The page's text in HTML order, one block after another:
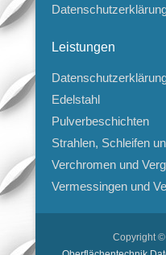
Leistungen
Edelstahl
Pulverbeschichten
Strahlen, Schleifen
Verchromen und
Vermessingen und
Copyright